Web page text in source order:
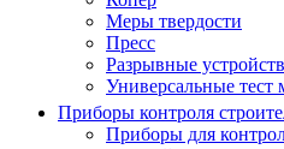
Меры твердости
Пресс
Разрывные
Универсальные
Приборы контроля
Приборы для